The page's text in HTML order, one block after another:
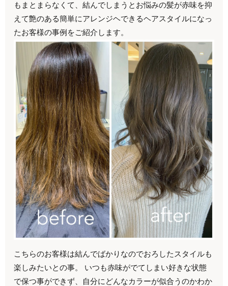
もまとまらなくて、結んでしまうとお悩みの髪が赤味を抑
えて艶のある簡単にアレンジヘできるヘアスタイルになっ
たお客様の事例をご紹介します。
こちらのお客様は結んでばかりなのでおろしたスタイルも
楽しみたいとの事。 いつも赤味がでてしまい好きな状態
で保つ事ができず、自分にどんなカラーが似合うのかわか